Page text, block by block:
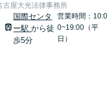
古屋大光法律事務所
国際センタ
ー駅から徒
歩5分
営業時間：10:0
0~19:00（平
日）